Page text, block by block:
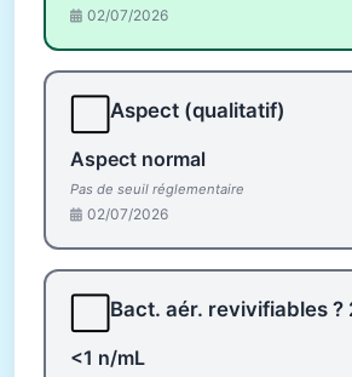
02/07/2026
Aspect (qualitatif)
Aspect normal
Pas de seuil réglementaire
02/07/2026
Bact. aér. revivifiables ?
<1 n/mL